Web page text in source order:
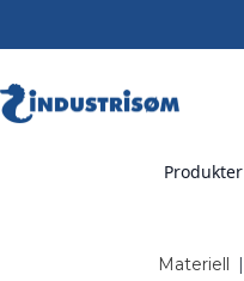
Produkter
Materiell |